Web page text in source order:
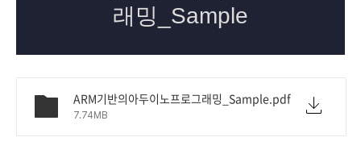
ARM기반의아두이노프로그래밍_Sample.pdf
7.74MB